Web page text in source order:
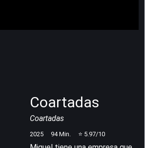
Coartadas
Coartadas
2025 94Min. ⭐ 5.97/10